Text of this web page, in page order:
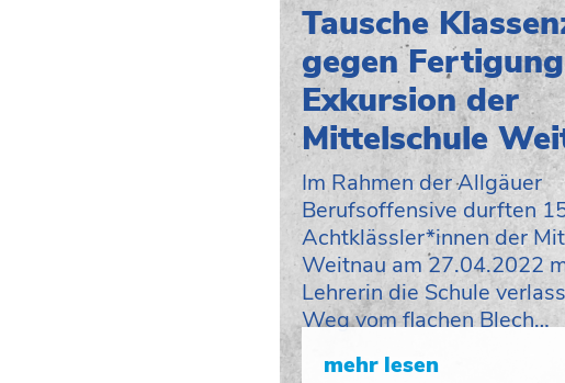
Tausche
gegen
Exkursion der
Mittelschule
Im Rahmen der Allgäuer
Berufsoffensive durften
Achtklässler*innen der
Weitnau am 27.04.2022
Lehrerin die Schule
Weg vom flachen Blech…
mehr lesen